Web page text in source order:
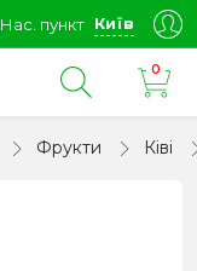
Нас. пункт Київ
0
Фрукти Ківі